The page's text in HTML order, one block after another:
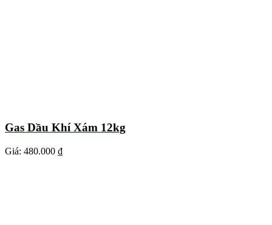
Gas Dầu Khí Xám 12kg
Giá: 480.000 ₫